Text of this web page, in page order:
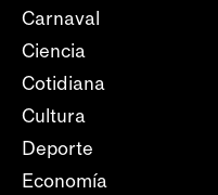
Carnaval
Ciencia
Cotidiana
Cultura
Deporte
Economía